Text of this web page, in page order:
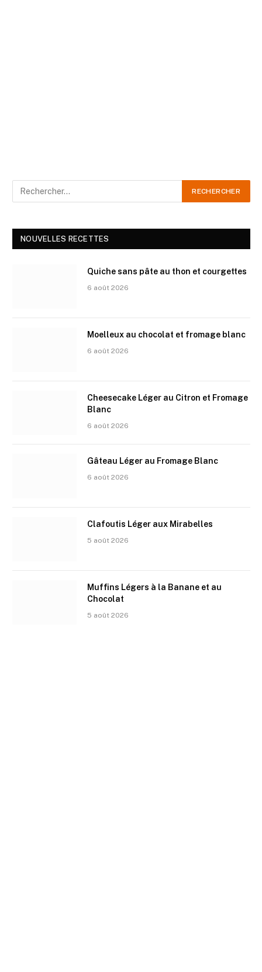
NOUVELLES RECETTES
Quiche sans pâte au thon et courgettes
6 août 2026
Moelleux au chocolat et fromage blanc
6 août 2026
Cheesecake Léger au Citron et Fromage
Blanc
6 août 2026
Gâteau Léger au Fromage Blanc
6 août 2026
Clafoutis Léger aux Mirabelles
5 août 2026
Muffins Légers à la Banane et au
Chocolat
5 août 2026